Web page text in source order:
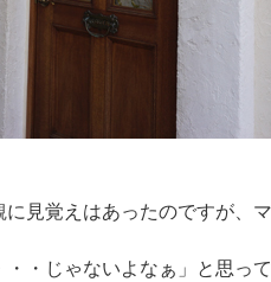
見覚えはあったのですが、
・・じゃないよなぁ」と思っ